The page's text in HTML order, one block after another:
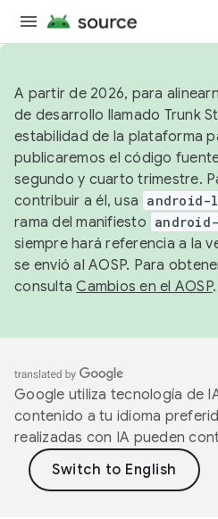
A partir de 2026, para
de desarrollo llamado Trunk
estabilidad de la plataforma
publicaremos el código
segundo y cuarto trimestre.
contribuir a él, usa android-
rama del manifiesto
siempre hará referencia a la
se envió al AOSP. Para
consultaCambios en el AOSP.
Google utiliza tecnología de
contenido a tu idioma
realizadas con IA pueden